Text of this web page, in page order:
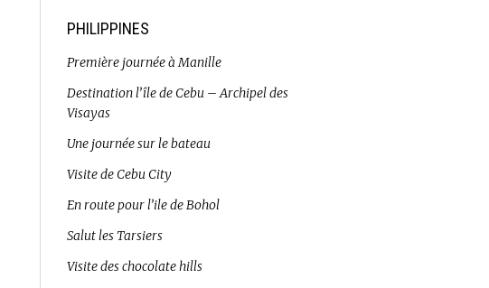
PHILIPPINES
Première journée à Manille
Destination l’île de Cebu – Archipel des
Visayas
Une journée sur le bateau
Visite de Cebu City
En route pour l’ile de Bohol
Salut les Tarsiers
Visite des chocolate hills